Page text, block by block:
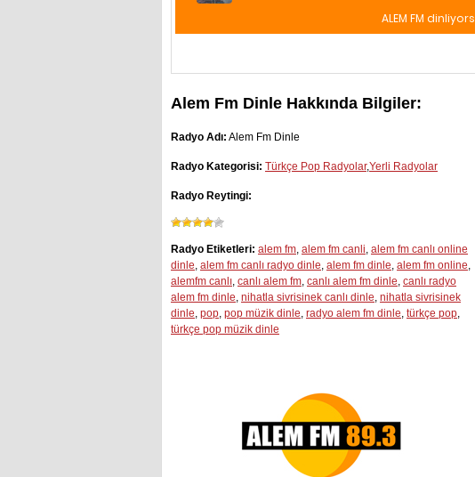
Alem Fm Dinle Hakkında Bilgiler:
Radyo Adı: Alem Fm Dinle
Radyo Kategorisi: Türkçe Pop Radyolar,Yerli Radyolar
Radyo Reytingi:
Radyo Etiketleri: alem fm, alem fm canli, alem fm canlı online
dinle, alem fm canlı radyo dinle, alem fm dinle, alem fm online,
alemfm canlı, canlı alem fm, canlı alem fm dinle, canlı radyo
alem fm dinle, nihatla sivrisinek canlı dinle, nihatla sivrisinek
dinle, pop, pop müzik dinle, radyo alem fm dinle, türkçe pop,
türkçe pop müzik dinle